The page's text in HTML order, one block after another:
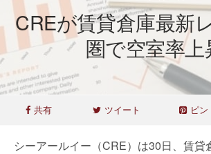
CREが賃貸倉庫最新
圏で空室率上
共有 ツイート ピン
シーアールイー（CRE）は30日、賃貸